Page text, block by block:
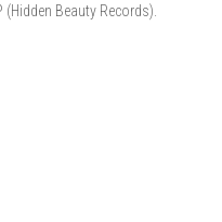
Beauty Records).